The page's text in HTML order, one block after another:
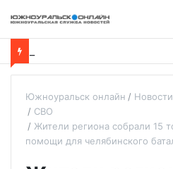
Южноуральск онлайн
СВО
Жители региона собрали 15
помощи для челябинского